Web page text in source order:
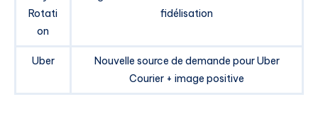
Rotati
on
fidélisation
Uber
Nouvelle source de demande pour Uber
Courier + image positive